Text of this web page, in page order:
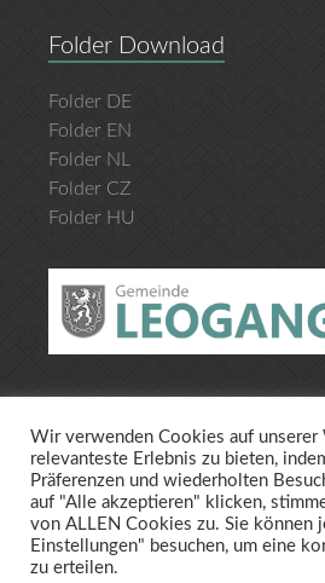
Folder Download
Folder DE
Folder EN
Folder NL
Folder CZ
Folder HU
Datenschutz
Wir verwenden Cookies auf unserer
relevanteste Erlebnis zu bieten,
Präferenzen und wiederholten
auf "Alle akzeptieren" klicken,
von ALLEN Cookies zu. Sie können
Einstellungen" besuchen, um eine
zu erteilen.